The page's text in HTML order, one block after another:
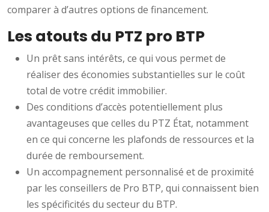
comparer à d’autres options de financement.
Les atouts du PTZ pro BTP
Un prêt sans intérêts, ce qui vous permet de
réaliser des économies substantielles sur le coût
total de votre crédit immobilier.
Des conditions d’accès potentiellement plus
avantageuses que celles du PTZ État, notamment
en ce qui concerne les plafonds de ressources et la
durée de remboursement.
Un accompagnement personnalisé et de proximité
par les conseillers de Pro BTP, qui connaissent bien
les spécificités du secteur du BTP.